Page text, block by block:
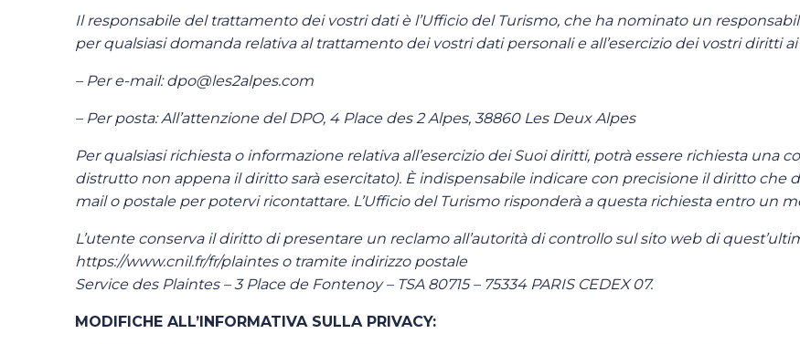
Il responsabile del trattamento dei vostri dati è l’Ufficio del Turismo, che ha nominato un
per qualsiasi domanda relativa al trattamento dei vostri dati personali e all’esercizio dei vostri diritti
– Per e-mail: dpo@les2alpes.com
– Per posta: All’attenzione del DPO, 4 Place des 2 Alpes, 38860 Les Deux Alpes
Per qualsiasi richiesta o informazione relativa all’esercizio dei Suoi diritti, potrà essere richiesta una
distrutto non appena il diritto sarà esercitato). È indispensabile indicare con precisione il diritto che
mail o postale per potervi ricontattare. L’Ufficio del Turismo risponderà a questa richiesta entro un
L’utente conserva il diritto di presentare un reclamo all’autorità di controllo sul sito web di
https://www.cnil.fr/fr/plaintes o tramite indirizzo postale
Service des Plaintes – 3 Place de Fontenoy – TSA 80715 – 75334 PARIS CEDEX 07.
MODIFICHE ALL’INFORMATIVA SULLA PRIVACY: